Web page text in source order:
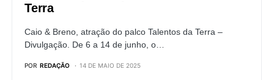
Terra
Caio & Breno, atração do palco Talentos da Terra –
Divulgação. De 6 a 14 de junho, o…
POR REDAÇÃO 14 DE MAIO DE 2025